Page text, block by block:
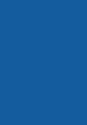
пульт
доступа;
плавное
положения
зубчатые
подхватов